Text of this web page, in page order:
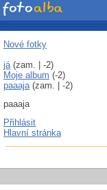
Nové fotky
já(zam. | -2)
Moje album (-2)
paaaja(zam. | -2)
paaaja
Přihlásit
Hlavní stránka